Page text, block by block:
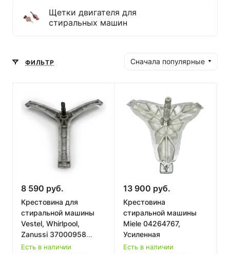
Щетки двигателя для
стиральных машин
ФИЛЬТР Сначала популярные
8 590 руб.
Крестовина для
стиральной машины
Vestel, Whirlpool,
Zanussi 37000958
усиленная
Есть в наличии
13 900 руб.
Крестовина
стиральной машины
Miele 04264767,
Усиленная
Есть в наличии